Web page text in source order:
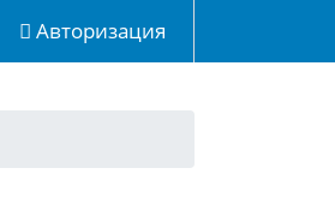
Авторизация